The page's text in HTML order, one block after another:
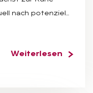
nach potenziel…
Weiterlesen